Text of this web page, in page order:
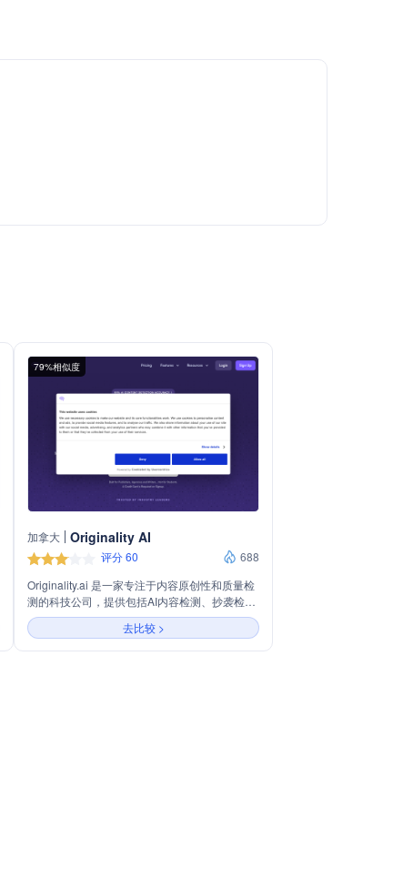
79%相似度
加拿大 Originality AI
评分 60
688
Originality.ai 是一家专注于内容原创性和质量检
测的科技公司，提供包括AI内容检测、抄袭检
测、事实核查和可读性检查在内的一系列工具。
公司由内容营销和AI领域的专家创立，旨在帮助
网站所有者、内容营销人员、作家和出版商确保
去比较 >